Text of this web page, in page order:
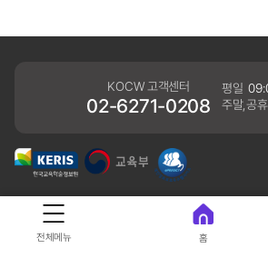
KOCW 고객센터
02-6271-0208
평일
주말,공
개인정보처리방침
41061 대구광역시 동구 동내로 64 (동내동 1119) 우
전체메뉴 홈